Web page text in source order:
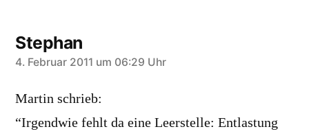
Stephan
sagt:
4. Februar 2011 um 06:29 Uhr
Martin schrieb:
“Irgendwie fehlt da eine Leerstelle: Entlastung